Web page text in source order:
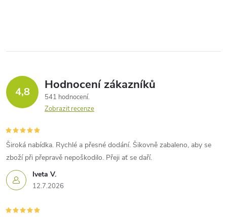
4,8 Hodnocení zákazníků
541 hodnocení
Zobrazit recenze
Iveta V.
12.7.2026
Široká nabídka. Rychlé a přesné dodání. Šikovně zabaleno, aby se
zboží při přepravě nepoškodilo. Přeji ať se daří.